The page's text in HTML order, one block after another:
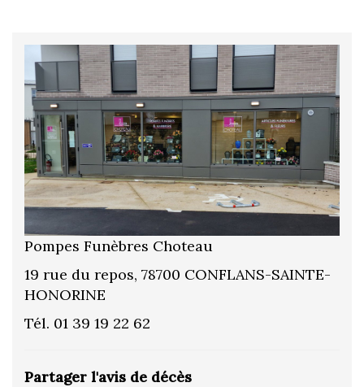
Pompes Funèbres Choteau
19 rue du repos, 78700 CONFLANS-SAINTE-
HONORINE
Tél. 01 39 19 22 62
Partager l'avis de décès